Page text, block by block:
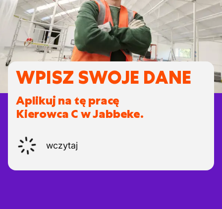
WPISZ SWOJE DANE
Aplikuj na tę pracę
Kierowca C w Jabbeke.
wczytaj